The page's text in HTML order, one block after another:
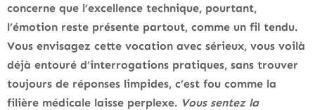
concerne que l’excellence technique, pourtant,
l’émotion reste présente partout, comme un fil tendu.
Vous envisagez cette vocation avec sérieux, vous voilà
déjà entouré d’interrogations pratiques, sans trouver
toujours de réponses limpides, c’est fou comme la
filière médicale laisse perplexe. Vous sentez la